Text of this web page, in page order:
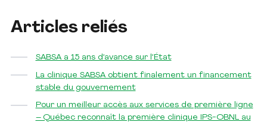
Articles reliés
SABSA a 15 ans d’avance sur l’État
La clinique SABSA obtient finalement un financement
stable du gouvernement
Pour un meilleur accès aux services de première ligne
– Québec reconnaît la première clinique IPS-OBNL au